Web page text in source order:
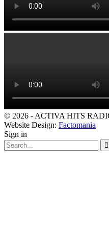
© 2026 - ACTIVA HITS
Website Design: Factomania
Sign in